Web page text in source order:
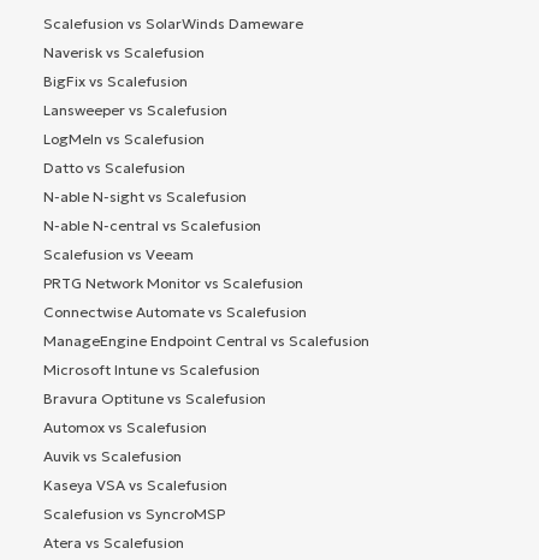
Scalefusion vs SolarWinds Dameware
Naverisk vs Scalefusion
BigFix vs Scalefusion
Lansweeper vs Scalefusion
LogMeIn vs Scalefusion
Datto vs Scalefusion
N-able N-sight vs Scalefusion
N-able N-central vs Scalefusion
Scalefusion vs Veeam
PRTG Network Monitor vs Scalefusion
Connectwise Automate vs Scalefusion
ManageEngine Endpoint Central vs Scalefusion
Microsoft Intune vs Scalefusion
Bravura Optitune vs Scalefusion
Automox vs Scalefusion
Auvik vs Scalefusion
Kaseya VSA vs Scalefusion
Scalefusion vs SyncroMSP
Atera vs Scalefusion